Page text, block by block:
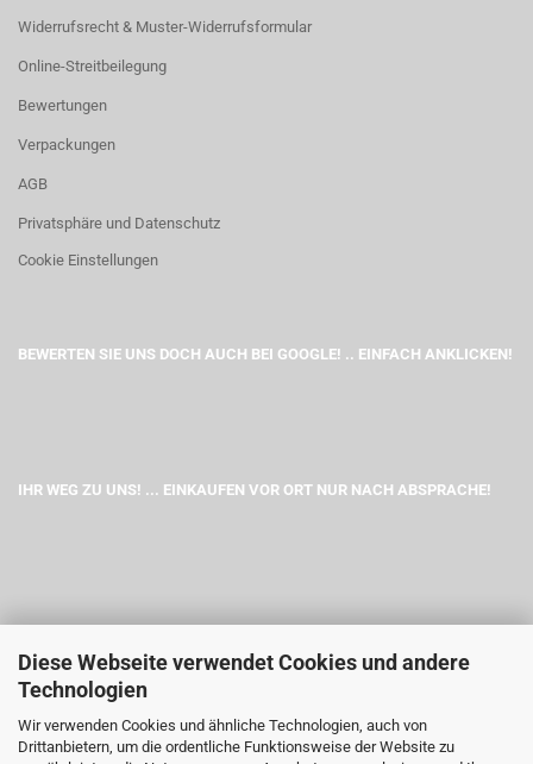
Diese Webseite verwendet Cookies und andere
Technologien
Wir verwenden Cookies und ähnliche Technologien, auch von
Drittanbietern, um die ordentliche Funktionsweise der Website zu
Widerrufsrecht & Muster-Widerrufsformular
Online-Streitbeilegung
Bewertungen
Verpackungen
AGB
Privatsphäre und Datenschutz
Cookie Einstellungen
BEWERTEN SIE UNS DOCH AUCH BEI GOOGLE! .. EINFACH ANKLICKEN!
IHR WEG ZU UNS! ... EINKAUFEN VOR ORT NUR NACH ABSPRACHE!